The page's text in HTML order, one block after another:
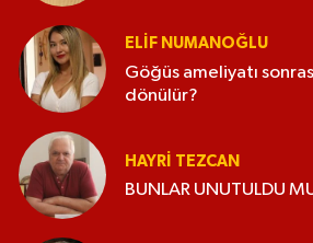
ELİF NUMANOĞLU
Göğüs ameliyatı
dönülür?
HAYRI TEZCAN
BUNLAR UNUTULDU